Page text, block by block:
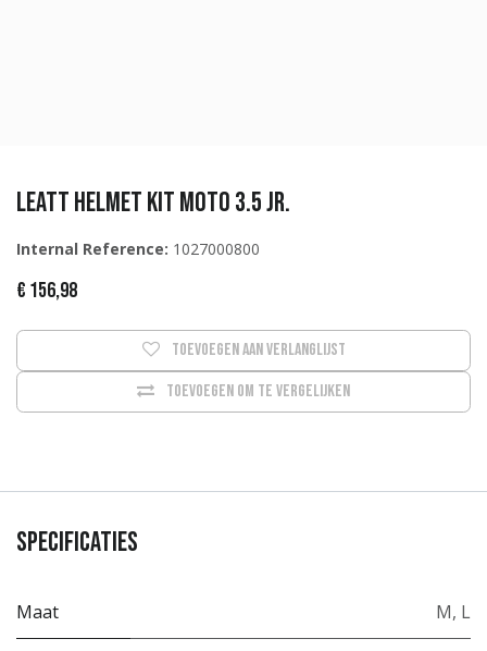
Leatt Helmet Kit Moto 3.5 Jr.
Internal Reference: 1027000800
€ 156,98
Toevoegen om te vergelijken
Toevoegen aan verlanglijst
Specificaties
Maat M, L